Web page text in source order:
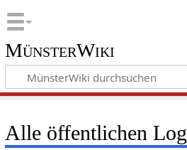
MünsterWiki
Alle öffentlichen